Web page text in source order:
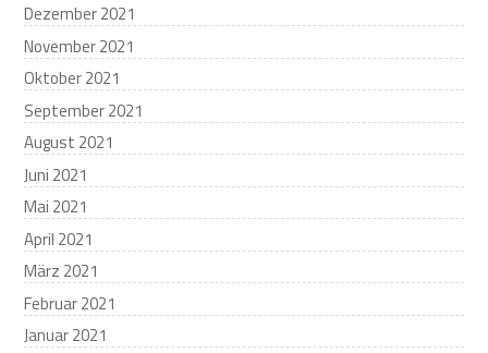
Dezember 2021
November 2021
Oktober 2021
September 2021
August 2021
Juni 2021
Mai 2021
April 2021
März 2021
Februar 2021
Januar 2021